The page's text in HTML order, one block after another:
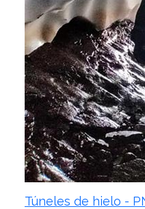
Túneles de hielo -